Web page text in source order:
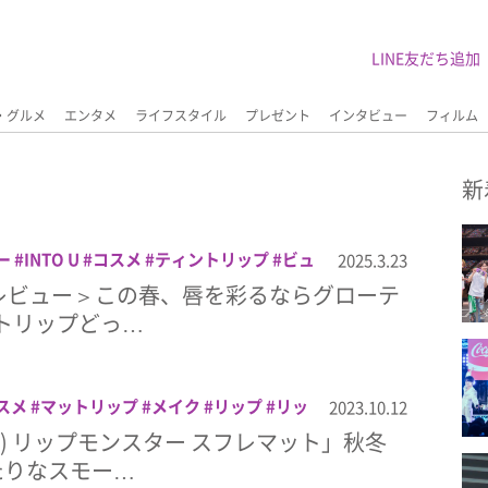
グルメ エンタメ ライフスタイル プレゼント インタビュー フィルム
LINE友だち追加
INTO U コスメ ティントリップ
ビュ
プ
リップ 美容
2025.3.23
ュー＞この春、唇を彩るならグローテ
リップどっ…
メ マットリップ メイク リップ リッ 2023.10.12
リップモンスター スフレマット」秋冬
りなスモー…